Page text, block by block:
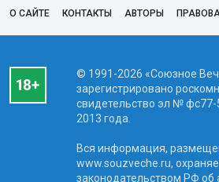
О САЙТЕ КОНТАКТЫ АВТОРЫ
© 1991-2026 «Союзное
зарегистрировано
свидетельство эл № фc77-
2013 года.
Вся информация,
www.souzveche.ru,
законодательством РФ об